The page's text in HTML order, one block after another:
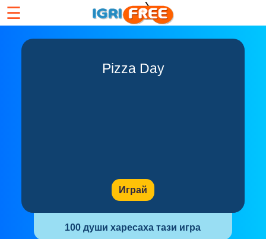
☰
Pizza Day
Играй
100 души харесаха тази игра